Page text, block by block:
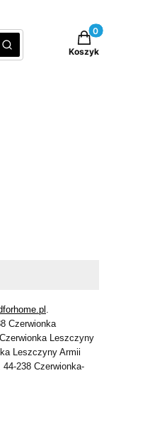
Szukaj
Produkty w
Koszyk
Czerwionka
Leszczyny
Leszczyny Armii
238 Czerwionka-